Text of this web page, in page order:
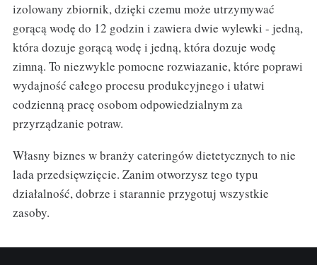
izolowany zbiornik, dzięki czemu może utrzymywać
gorącą wodę do 12 godzin i zawiera dwie wylewki - jedną,
która dozuje gorącą wodę i jedną, która dozuje wodę
zimną. To niezwykle pomocne rozwiazanie, które poprawi
wydajność całego procesu produkcyjnego i ułatwi
codzienną pracę osobom odpowiedzialnym za
przyrządzanie potraw.
Własny biznes w branży cateringów dietetycznych to nie
lada przedsięwzięcie. Zanim otworzysz tego typu
działalność, dobrze i starannie przygotuj wszystkie
zasoby.